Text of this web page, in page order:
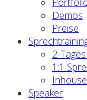
Demos
Preise
2-
1:1
Speaker